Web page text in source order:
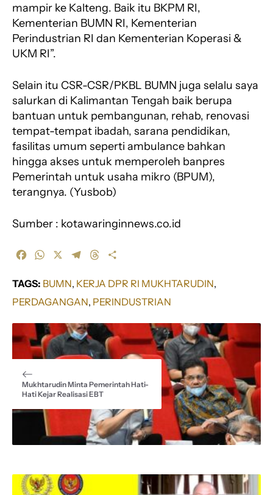
mampir ke Kalteng. Baik itu BKPM RI,
Kementerian BUMN RI, Kementerian
Perindustrian RI dan Kementerian Koperasi &
UKM RI”.
Selain itu CSR-CSR/PKBL BUMN juga selalu saya
salurkan di Kalimantan Tengah baik berupa
bantuan untuk pembangunan, rehab, renovasi
tempat-tempat ibadah, sarana pendidikan,
fasilitas umum seperti ambulance bahkan
hingga akses untuk memperoleh banpres
Pemerintah untuk usaha mikro (BPUM),
terangnya. (Yusbob)
Sumber : kotawaringinnews.co.id
c
e
b
o
o
k
W
a
t
s
A
p
p
l
e
g
r
a
m
r
e
a
d
a
r
e
TAGS: BUMN, KERJA DPR RI MUKHTARUDIN
PERDAGANGAN, PERINDUSTRIAN
Mukhtarudin Minta Pemerintah Hati-
Hati Kejar Realisasi EBT